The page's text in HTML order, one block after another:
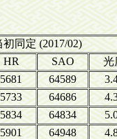
初同定 (2017/02)
HR SAO
光
5681 64589
5733 64686
5834 64834
5901 64948